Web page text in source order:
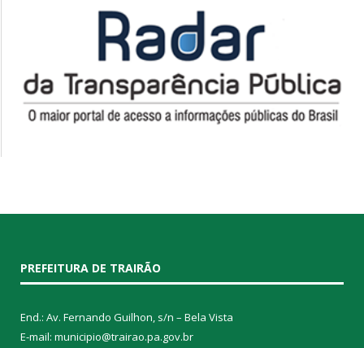
PREFEITURA DE TRAIRÃO
End.: Av. Fernando Guilhon, s/n – Bela Vista
E-mail: municipio@trairao.pa.gov.br